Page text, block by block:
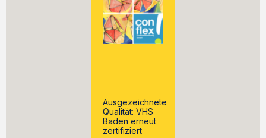
Ausgezeichnete
Qualität: VHS
Baden erneut
zertifiziert